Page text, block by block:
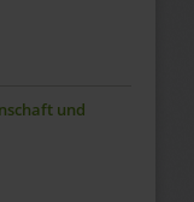
und